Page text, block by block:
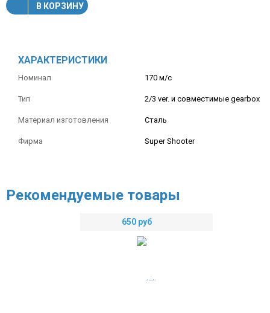
В КОРЗИНУ
ХАРАКТЕРИСТИКИ
Номинал 170 м/с
Тип 2/3 ver. и совместимые gearbox
Материал изготовления Сталь
Фирма Super Shooter
Рекомендуемые товары
650 руб